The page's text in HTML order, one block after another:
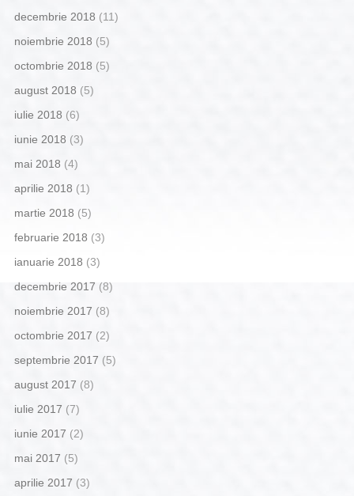
decembrie 2018 (11)
noiembrie 2018 (5)
octombrie 2018 (5)
august 2018 (5)
iulie 2018 (6)
iunie 2018 (3)
mai 2018 (4)
aprilie 2018 (1)
martie 2018 (5)
februarie 2018 (3)
ianuarie 2018 (3)
decembrie 2017 (8)
noiembrie 2017 (8)
octombrie 2017 (2)
septembrie 2017 (5)
august 2017 (8)
iulie 2017 (7)
iunie 2017 (2)
mai 2017 (5)
aprilie 2017 (3)